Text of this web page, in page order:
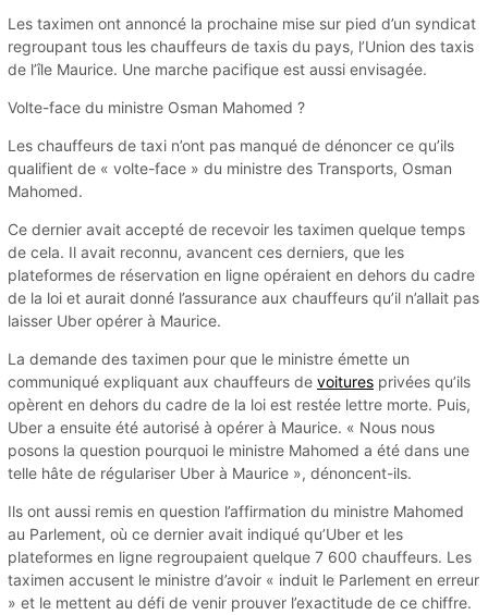
Les taximen ont annoncé la prochaine mise sur pied d’un syndicat
regroupant tous les chauffeurs de taxis du pays, l’Union des taxis
de l’île Maurice. Une marche pacifique est aussi envisagée.
Volte-face du ministre Osman Mahomed ?
Les chauffeurs de taxi n’ont pas manqué de dénoncer ce qu’ils
qualifient de « volte-face » du ministre des Transports, Osman
Mahomed.
Ce dernier avait accepté de recevoir les taximen quelque temps
de cela. Il avait reconnu, avancent ces derniers, que les
plateformes de réservation en ligne opéraient en dehors du cadre
de la loi et aurait donné l’assurance aux chauffeurs qu’il n’allait pas
laisser Uber opérer à Maurice.
La demande des taximen pour que le ministre émette un
communiqué expliquant aux chauffeurs de voitures privées qu’ils
opèrent en dehors du cadre de la loi est restée lettre morte. Puis,
Uber a ensuite été autorisé à opérer à Maurice. « Nous nous
posons la question pourquoi le ministre Mahomed a été dans une
telle hâte de régulariser Uber à Maurice », dénoncent-ils.
Ils ont aussi remis en question l’affirmation du ministre Mahomed
au Parlement, où ce dernier avait indiqué qu’Uber et les
plateformes en ligne regroupaient quelque 7 600 chauffeurs. Les
taximen accusent le ministre d’avoir « induit le Parlement en erreur
» et le mettent au défi de venir prouver l’exactitude de ce chiffre.